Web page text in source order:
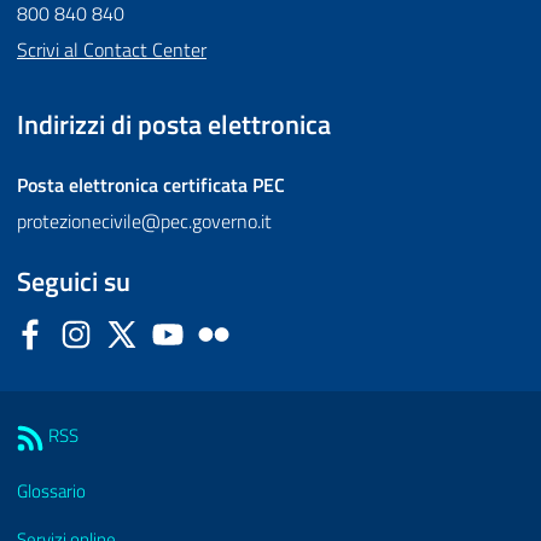
800 840 840
Scrivi al Contact Center
Indirizzi di posta elettronica
Posta elettronica certificata PEC
protezionecivile@pec.governo.it
Seguici su
FacebookInstagram
Twitter YouTube
RSS
Glossario